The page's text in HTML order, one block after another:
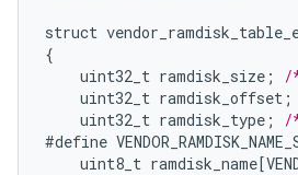
struct
{
uint32_t ramdisk_size ;
/
uint32_t ramdisk_offset ;
uint32_t ramdisk_type ;
/
#define
uint8_t ramdisk_name[